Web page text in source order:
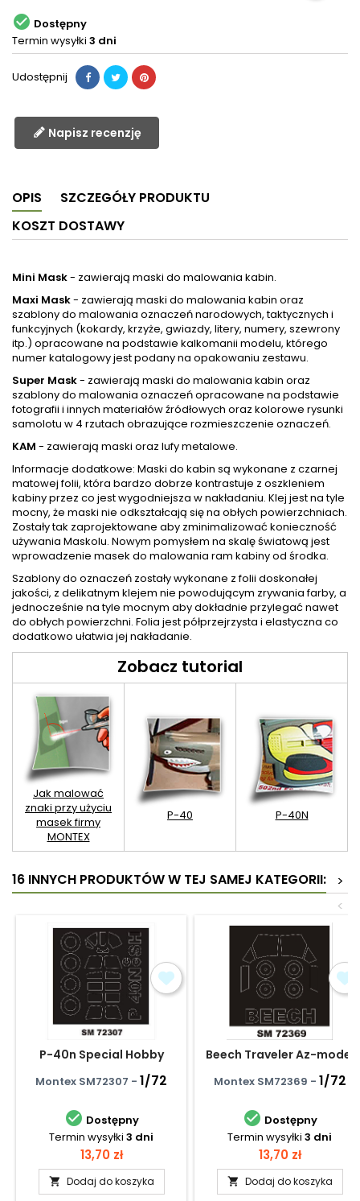
 Dostępny
Termin wysyłki 3 dni
Udostępnij
Napisz recenzję
OPIS
SZCZEGÓŁY PRODUKTU
KOSZT DOSTAWY
Mini Mask- zawierają maski do malowania kabin.
Maxi Mask- zawierają maski do malowania kabin oraz
szablony do malowania oznaczeń narodowych, taktycznych i
funkcyjnych (kokardy, krzyże, gwiazdy, litery, numery, szewrony
itp.) opracowane na podstawie kalkomanii modelu, którego
numer katalogowy jest podany na opakowaniu zestawu.
Super Mask- zawierają maski do malowania kabin oraz
szablony do malowania oznaczeń opracowane na podstawie
fotografii i innych materiałów źródłowych oraz kolorowe rysunki
samolotu w 4 rzutach obrazujące rozmieszczenie oznaczeń.
KAM - zawierają maski oraz lufy metalowe.
Informacje dodatkowe: Maski do kabin są wykonane z czarnej
matowej folii, która bardzo dobrze kontrastuje z oszkleniem
kabiny przez co jest wygodniejsza w nakładaniu. Klej jest na tyle
mocny, że maski nie odkształcają się na obłych powierzchniach.
Zostały tak zaprojektowane aby zminimalizować konieczność
używania Maskolu. Nowym pomysłem na skalę światową jest
wprowadzenie masek do malowania ram kabiny od środka.
Szablony do oznaczeń zostały wykonane z folii doskonałej
jakości, z delikatnym klejem nie powodującym zrywania farby, a
jednocześnie na tyle mocnym aby dokładnie przylegać nawet
do obłych powierzchni. Folia jest półprzejrzysta i elastyczna co
dodatkowo ułatwia jej nakładanie.
Zobacz tutorial
Jak malować
znaki przy użyciu
masek firmy
MONTEX
P-40 P-40N
16 INNYCH PRODUKTÓW W TEJ SAMEJ KATEGORII:
>
<
P-40n Special Hobby
Montex SM72307 - 1/72
 Dostępny
Termin wysyłki 3 dni
Cena
13,70 zł
 Dodaj do koszyka
Beech Traveler Az-model
Montex SM72369 - 1/72
 Dostępny
Termin wysyłki 3 dni
Cena
13,70 zł
 Dodaj do koszyka